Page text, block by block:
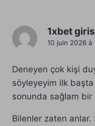
1xbet
10 juin 2026 à
Deneyen çok kişi
söyleyeyim ilk
sonunda sağlam
Bilenler zaten anlar.